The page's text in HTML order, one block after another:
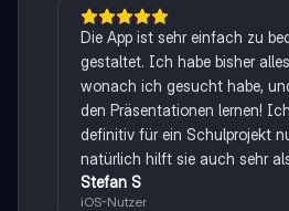
Die App ist sehr einfach zu
gestaltet. Ich habe bisher
wonach ich gesucht habe,
den Präsentationen lernen!
definitiv für ein Schulprojekt
natürlich hilft sie auch sehr
Stefan S
iOS-Nutzer